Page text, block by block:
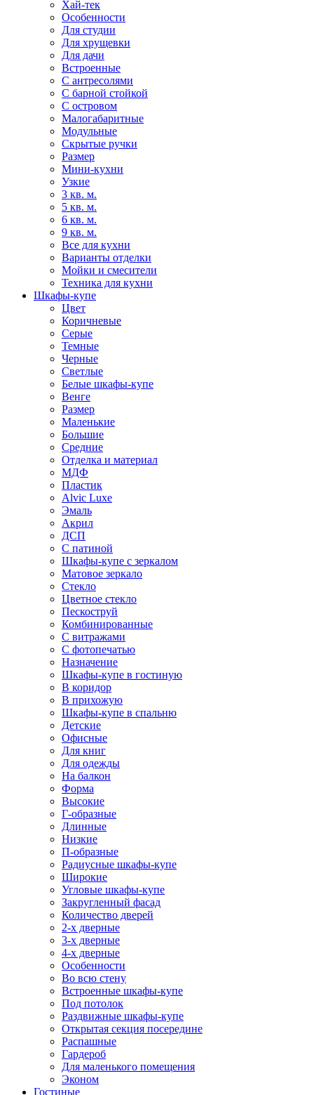
Хай-тек
Особенности
Для студии
Для хрущевки
Для дачи
Встроенные
С антресолями
С барной стойкой
С островом
Малогабаритные
Модульные
Скрытые ручки
Размер
Мини-кухни
Узкие
3 кв. м.
5 кв. м.
6 кв. м.
9 кв. м.
Все для кухни
Варианты отделки
Мойки и смесители
Техника для кухни
Шкафы-купе
Цвет
Коричневые
Серые
Темные
Черные
Светлые
Белые шкафы-купе
Венге
Размер
Маленькие
Большие
Средние
Отделка и материал
МДФ
Пластик
Alvic Luxe
Эмаль
Акрил
ДСП
С патиной
Шкафы-купе с зеркалом
Матовое зеркало
Стекло
Цветное стекло
Пескоструй
Комбинированные
С витражами
С фотопечатью
Назначение
Шкафы-купе в гостиную
В коридор
В прихожую
Шкафы-купе в спальню
Детские
Офисные
Для книг
Для одежды
На балкон
Форма
Высокие
Г-образные
Длинные
Низкие
П-образные
Радиусные шкафы-купе
Широкие
Угловые шкафы-купе
Закругленный фасад
Количество дверей
2-х дверные
3-х дверные
4-х дверные
Особенности
Во всю стену
Встроенные шкафы-купе
Под потолок
Раздвижные шкафы-купе
Открытая секция посередине
Распашные
Гардероб
Для маленького помещения
Эконом
Гостиные